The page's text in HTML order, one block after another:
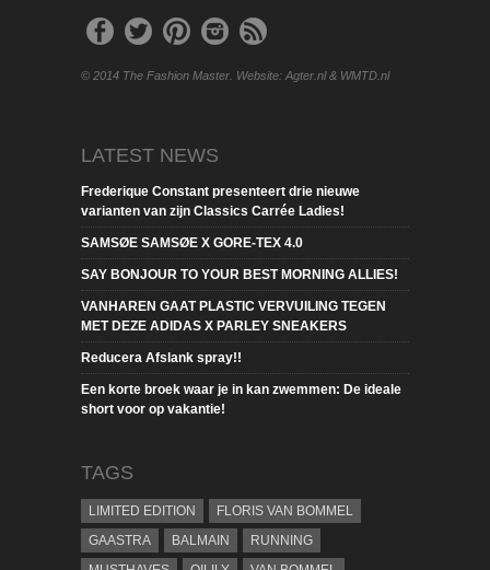
© 2014 The Fashion Master. Website: Agter.nl & WMTD.nl
LATEST NEWS
Frederique Constant presenteert drie nieuwe
varianten van zijn Classics Carrée Ladies!
SAMSØE SAMSØE X GORE-TEX 4.0
SAY BONJOUR TO YOUR BEST MORNING ALLIES!
VANHAREN GAAT PLASTIC VERVUILING TEGEN
MET DEZE ADIDAS X PARLEY SNEAKERS
Reducera Afslank spray!!
Een korte broek waar je in kan zwemmen: De ideale
short voor op vakantie!
TAGS
LIMITED EDITION
FLORIS VAN BOMMEL
GAASTRA
BALMAIN
RUNNING